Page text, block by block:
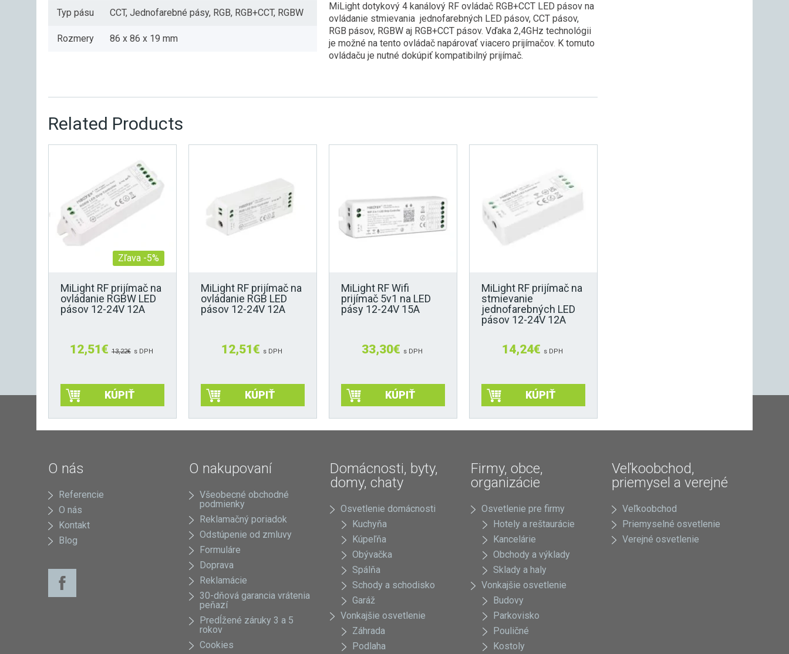
Typ pásu CCT, Jednofarebné pásy, RGB, RGB+CCT, RGBW
Rozmery 86 x 86 x 19 mm
MiLight dotykový 4 kanálový RF ovládač RGB+CCT LED pásov na
ovládanie stmievania jednofarebných LED pásov, CCT pásov,
RGB pásov, RGBW aj RGB+CCT pásov. Vďaka 2,4GHz technológii
je možné na tento ovládač napárovať viacero prijímačov. K tomuto
ovládaču je nutné dokúpiť kompatibilný prijímač.
Related Products
MiLight RF prijímač na
ovládanie RGBW LED
pásov 12-24V 12A
Zľava -5%
12,51€ 13,22€ s DPH
KÚPIŤ
MiLight RF prijímač na
ovládanie RGB LED
pásov 12-24V 12A
12,51€ s DPH
KÚPIŤ
MiLight RF Wifi
prijímač 5v1 na LED
pásy 12-24V 15A
33,30€ s DPH
KÚPIŤ
MiLight RF prijímač na
stmievanie
jednofarebných LED
pásov 12-24V 12A
14,24€ s DPH
KÚPIŤ
O nás
Referencie
O nás
Kontakt
Blog
O nakupovaní
Všeobecné obchodné
podmienky
Reklamačný poriadok
Odstúpenie od zmluvy
Formuláre
Doprava
Reklamácie
30-dňová garancia vrátenia
peňazí
Predĺžené záruky 3 a 5
rokov
Cookies
Domácnosti, byty,
domy, chaty
Osvetlenie domácnosti
Kuchyňa
Kúpeľňa
Obývačka
Spálňa
Schody a schodisko
Garáž
Vonkajšie osvetlenie
Záhrada
Podlaha
Firmy, obce,
organizácie
Osvetlenie pre firmy
Hotely a reštaurácie
Kancelárie
Obchody a výklady
Sklady a haly
Vonkajšie osvetlenie
Budovy
Parkovisko
Pouličné
Kostoly
Veľkoobchod,
priemysel a verejné
Veľkoobchod
Priemyselné osvetlenie
Verejné osvetlenie